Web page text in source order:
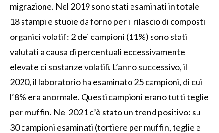
migrazione. Nel 2019 sono stati esaminati in totale
18 stampi e stuoie da forno per il rilascio di composti
organici volatili: 2 dei campioni (11%) sono stati
valutati a causa di percentuali eccessivamente
elevate di sostanze volatili. L’anno successivo, il
2020, il laboratorio ha esaminato 25 campioni, di cui
l’8% era anormale. Questi campioni erano tutti teglie
per muffin. Nel 2021 c’è stato un trend positivo: su
30 campioni esaminati (tortiere per muffin, teglie e